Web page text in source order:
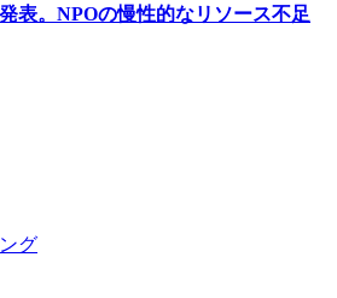
表。NPOの慢性的なリソース不足
グ